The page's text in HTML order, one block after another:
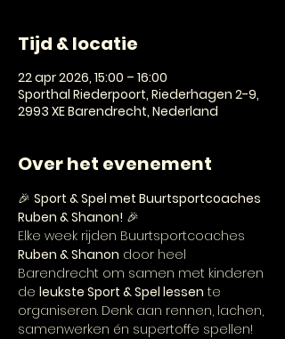
Tijd & locatie
22 apr 2026, 15:00 – 16:00
Sporthal Riederpoort, Riederhagen 2-9,
2993 XE Barendrecht, Nederland
Over het evenement
🎉 Sport & Spel met Buurtsportcoaches
Ruben & Shanon! 🎉
Elke week rijden Buurtsportcoaches
Ruben & Shanon door heel
Barendrecht om samen met kinderen
de leukste Sport & Spel lessen te
organiseren. Denk aan rennen, lachen,
samenwerken én supertoffe spellen!